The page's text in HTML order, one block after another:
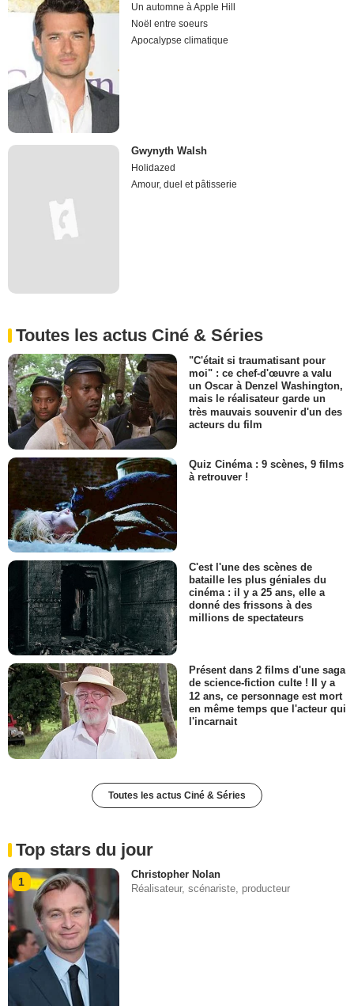
Un automne à Apple Hill
Noël entre soeurs
Apocalypse climatique
Gwynyth Walsh
Holidazed
Amour, duel et pâtisserie
Toutes les actus Ciné & Séries
"C'était si traumatisant pour
moi" : ce chef-d'œuvre a valu
un Oscar à Denzel Washington,
mais le réalisateur garde un
très mauvais souvenir d'un des
acteurs du film
Quiz Cinéma : 9 scènes, 9 films
à retrouver !
C'est l'une des scènes de
bataille les plus géniales du
cinéma : il y a 25 ans, elle a
donné des frissons à des
millions de spectateurs
Présent dans 2 films d'une saga
de science-fiction culte ! Il y a
12 ans, ce personnage est mort
en même temps que l'acteur qui
l'incarnait
Toutes les actus Ciné & Séries
Top stars du jour
1
Christopher Nolan
Réalisateur, scénariste, producteur